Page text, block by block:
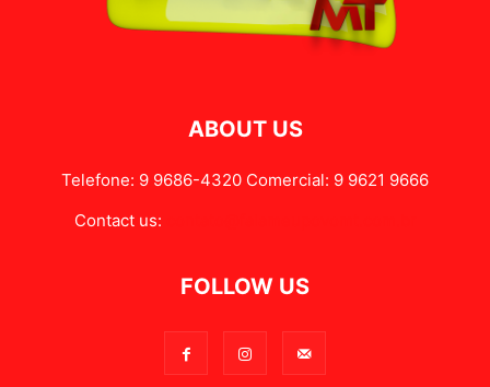
ABOUT US
Telefone: 9 9686-4320 Comercial: 9 9621 9666
Contact us:
FOLLOW US